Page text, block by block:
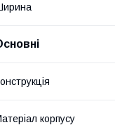
корпусу